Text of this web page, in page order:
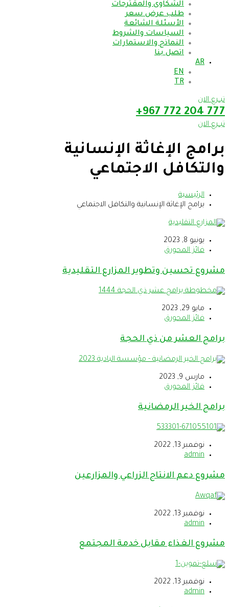
الشكاوى والمقترحات
طلب عرض سعر
الأسئلة الشائعة
السياسات والشروط
النماذج والاستمارات
اتصل بنا
AR
EN
TR
تبــرع الان
777 204 772 967+
تبــرع الان
برامج الإغاثة الإنسانية
والتكافل الاجتماعي
الرئيسية
برامج الإغاثة الإنسانية والتكافل الاجتماعي
يونيو 8, 2023
فائز المحورق
مشروع تحسين وتطوير المزارع التقليدية
مايو 29, 2023
فائز المحورق
برامج العشر من ذي الحجة
مارس 9, 2023
فائز المحورق
برامج الخير الرمضانية
نوفمبر 13, 2022
admin
مشروع دعم الانتاج الزراعي والمزارعين
نوفمبر 13, 2022
admin
مشروع الغذاء مقابل خدمة المجتمع
نوفمبر 13, 2022
admin